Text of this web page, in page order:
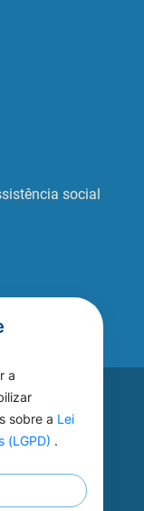
social
Continuar
a
sobre a Lei
(LGPD) .